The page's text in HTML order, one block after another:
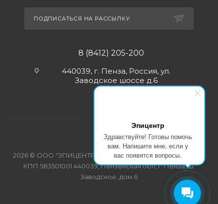
Эпицентр
Здравствуйте! Готовы помочь
вам. Напишите мне, если у
вас появятся вопросы.
ПОДПИСАТЬСЯ НА РАССЫЛКУ
8 (8412) 205-200
440039, г. Пенза, Россия, ул.
Заводское шоссе д.6
2026 © ООО "ЭПИЦЕНТР-СПЕЦОДЕЖДА" ИНН 5835103358
КПП 583501001 440039, Пензенская обл, г. Пенза, ш.
Заводское, дом 6